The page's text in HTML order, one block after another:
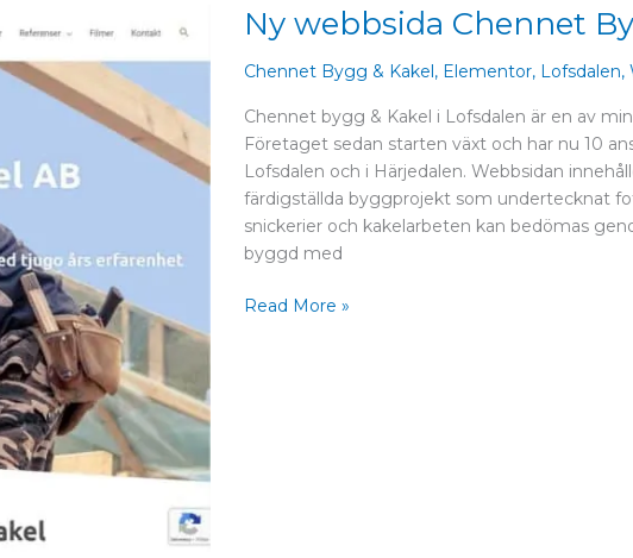
Ny webbsida Chennet
Chennet Bygg & Kakel , Elementor, Lofsdalen,
Chennet bygg & Kakel i Lofsdalen är en av
Företaget sedan starten växt och har nu 10
Lofsdalen och i Härjedalen. Webbsidan
färdigställda byggprojekt som undertecknat
snickerier och kakelarbeten kan bedömas
byggd med
Ny
webbsida
Chennet
&
Kakel
Read More »